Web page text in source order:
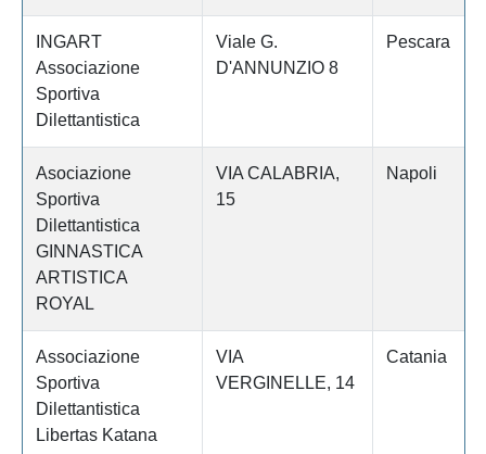
INGART
Associazione
Sportiva
Dilettantistica
Viale G.
D'ANNUNZIO 8
Pescara
Asociazione
Sportiva
Dilettantistica
GINNASTICA
ARTISTICA
ROYAL
VIA CALABRIA,
15
Napoli
Associazione
Sportiva
Dilettantistica
Libertas Katana
VIA
VERGINELLE, 14
Catania